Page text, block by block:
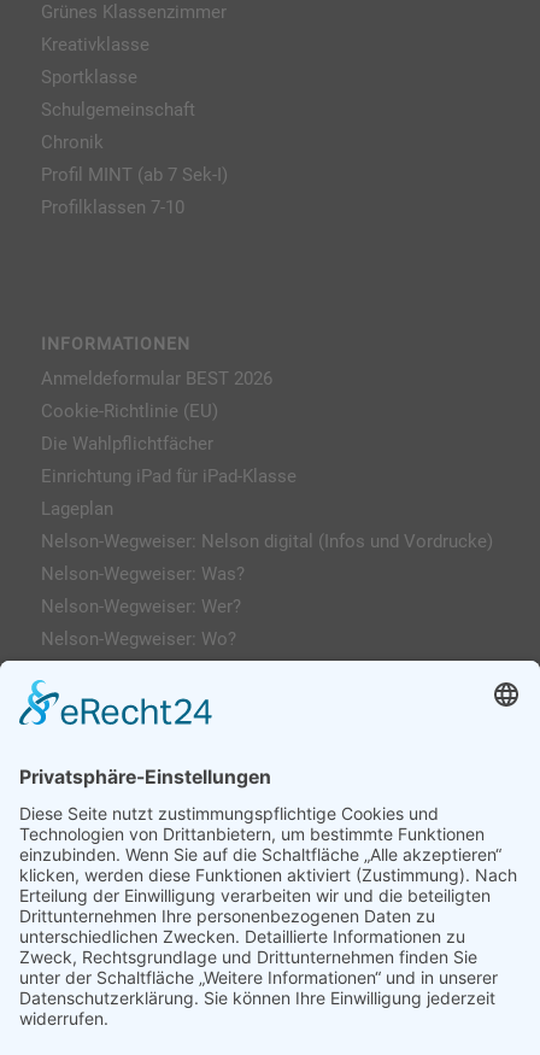
Grünes Klassenzimmer
Kreativklasse
Sportklasse
Schulgemeinschaft
Chronik
Profil MINT (ab 7 Sek-I)
Profilklassen 7-10
INFORMATIONEN
Anmeldeformular BEST 2026
Cookie-Richtlinie (EU)
Die Wahlpflichtfächer
Einrichtung iPad für iPad-Klasse
Lageplan
Nelson-Wegweiser: Nelson digital (Infos und Vordrucke)
Nelson-Wegweiser: Was?
Nelson-Wegweiser: Wer?
Nelson-Wegweiser: Wo?
Impressum
AGs
Klassenfahrten / Exkursionen
Profilklassen 5/6
Formulare & Downloads
Nelson-Wegweiser
WebUntis / Sdui
Grünes Klassenzimmer
Kreativklasse
Sportklasse